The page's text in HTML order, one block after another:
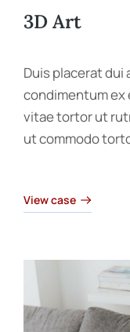
3D Art
Duis placerat
condimentum ex
vitae tortor ut
ut commodo
View case